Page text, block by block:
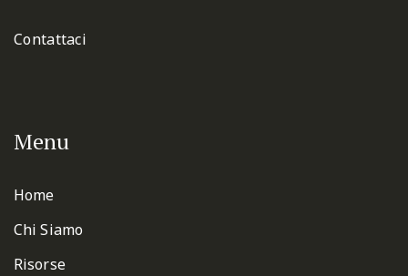
Contattaci
Menu
Home
Chi Siamo
Risorse